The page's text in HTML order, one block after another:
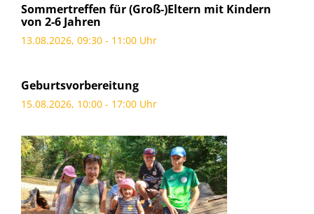
Sommertreffen für (Groß-)Eltern mit Kindern
von 2-6 Jahren
13.08.2026, 09:30 - 11:00 Uhr
Geburtsvorbereitung
15.08.2026, 10:00 - 17:00 Uhr